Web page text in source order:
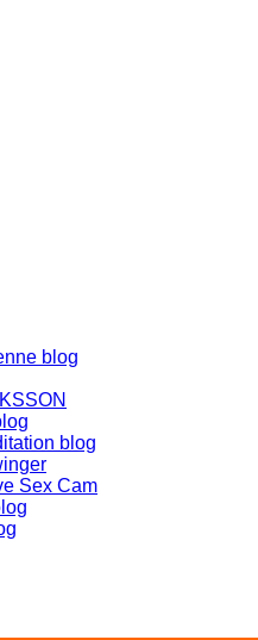
blog
blog
Sex Cam